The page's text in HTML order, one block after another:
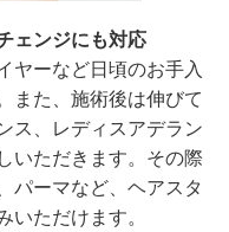
ェンジにも対応
ヤーなど日頃のお手入
また、施術後は伸びて
ス、レディスアデラン
いただきます。その際
パーマなど、ヘアスタ
いただけます。